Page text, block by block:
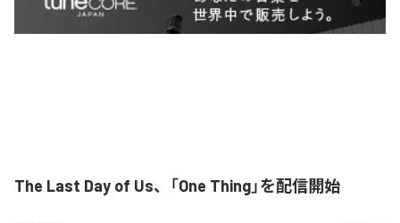
The Last Day of Us、「One Thing」を配信開始